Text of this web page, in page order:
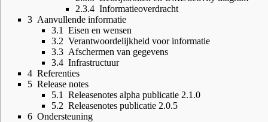
2.3.4 Informatieoverdracht
3 Aanvullende informatie
3.1
Eisen en wensen
3.2 Verantwoordelijkheid voor informatie
3.3 Afschermen van gegevens
3.4 Infrastructuur
4 Referenties
5 Release notes
5.1
Releasenotes alpha publicatie 2.1.0
5.2 Releasenotes publicatie 2.0.5
6 Ondersteuning